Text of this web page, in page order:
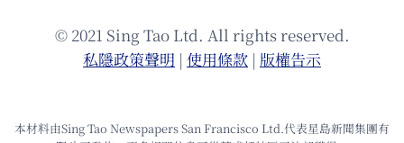
© 2021 Sing Tao Ltd. All rights reserved.
私隱政策聲明 | 使⽤條款 | 版權告⽰
本材料由Sing Tao Newspapers San Francisco Ltd.代表星島新聞集團有